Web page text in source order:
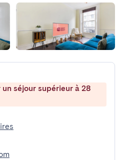
séjour supérieur à 28